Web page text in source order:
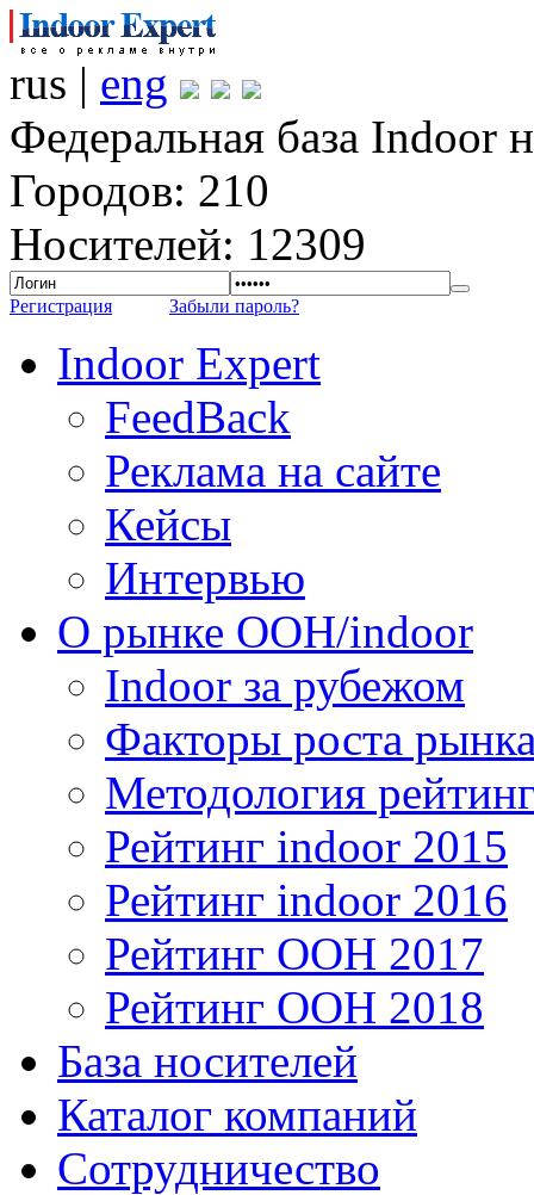
rus | eng
Федеральная база Indoor
Городов: 210
Носителей: 12309
Регистрация Забыли пароль?
Indoor Expert
FeedBack
Реклама на сайте
Кейсы
Интервью
О рынке OOH/indoor
Indoor за рубежом
Факторы роста
Методология
Рейтинг indoor 2015
Рейтинг indoor 2016
Рейтинг OOH 2017
Рейтинг OOH 2018
База носителей
Каталог компаний
Сотрудничество